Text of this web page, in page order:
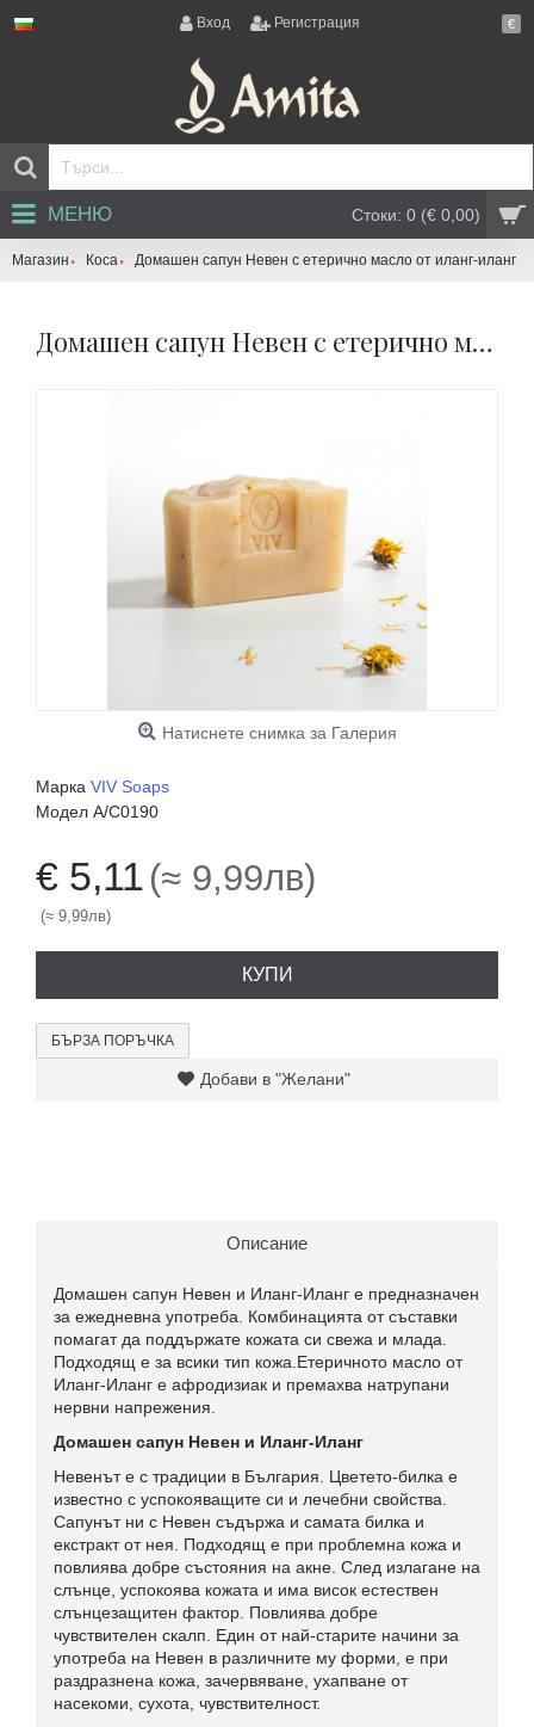
Вход Регистрация €
Стоки: 0 (€ 0,00)
МЕНЮ
Магазин Коса Домашен сапун Невен с етерично масло от иланг-иланг
Домашен сапун Невен с етерично масло от иланг-иланг
Натиснете снимка за Галерия
Марка VIV Soaps
Модел A/C0190
€ 5,11 (≈ 9,99лв)
(≈ 9,99лв)
КУПИ
БЪРЗА ПОРЪЧКА
Добави в "Желани"
Описание
Домашен сапун Невен и Иланг-Иланг е предназначен
за ежедневна употреба. Комбинацията от съставки
помагат да поддържате кожата си свежа и млада.
Подходящ е за всики тип кожа.Етеричното масло от
Иланг-Иланг е афродизиак и премахва натрупани
нервни напрежения.
Домашен сапун Невен и Иланг-Иланг
Невенът е с традиции в България. Цветето-билка е
известно с успокояващите си и лечебни свойства.
Сапунът ни с Невен съдържа и самата билка и
екстракт от нея. Подходящ е при проблемна кожа и
повлиява добре състояния на акне. След излагане на
слънце, успокоява кожата и има висок естествен
слънцезащитен фактор. Повлиява добре
чувствителен скалп. Един от най-старите начини за
употреба на Невен в различните му форми, е при
раздразнена кожа, зачервяване, ухапване от
насекоми, сухота, чувствителност.